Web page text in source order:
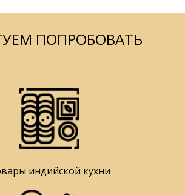
ПОПРОБОВАТЬ
индийской кухни